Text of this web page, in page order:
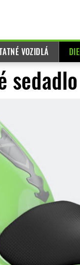
VOZIDLÁ